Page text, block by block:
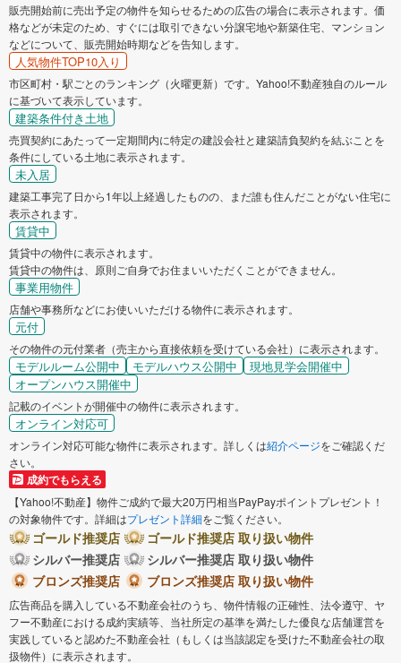
販売開始前に売出予定の物件を知らせるための広告の場合に表示されます。価
格などが未定のため、すぐには取引できない分譲宅地や新築住宅、マンション
などについて、販売開始時期などを告知します。
人気物件TOP10入り
市区町村・駅ごとのランキング（火曜更新）です。Yahoo!不動産独自のルール
に基づいて表示しています。
建築条件付き土地
売買契約にあたって一定期間内に特定の建設会社と建築請負契約を結ぶことを
条件にしている土地に表示されます。
未入居
建築工事完了日から1年以上経過したものの、まだ誰も住んだことがない住宅に
表示されます。
賃貸中
賃貸中の物件に表示されます。
賃貸中の物件は、原則ご自身でお住まいいただくことができません。
事業用物件
店舗や事務所などにお使いいただける物件に表示されます。
元付
その物件の元付業者（売主から直接依頼を受けている会社）に表示されます。
モデルルーム公開中 モデルハウス公開中
現地見学会開催中
オープンハウス開催中
記載のイベントが開催中の物件に表示されます。
オンライン対応可
オンライン対応可能な物件に表示されます。詳しくは紹介ページをご確認くだ
さい。
成約でもらえる
【Yahoo!不動産】物件ご成約で最大20万円相当PayPayポイントプレゼント！
の対象物件です。詳細はプレゼント詳細をご覧ください。
ゴールド推奨店
ゴールド推奨店 取り扱い物件
シルバー推奨店
シルバー推奨店 取り扱い物件
ブロンズ推奨店
ブロンズ推奨店 取り扱い物件
広告商品を購入している不動産会社のうち、物件情報の正確性、法令遵守、ヤ
フー不動産における成約実績等、当社所定の基準を満たした優良な店舗運営を
実践していると認めた不動産会社（もしくは当該認定を受けた不動産会社の取
扱物件）に表示されます。